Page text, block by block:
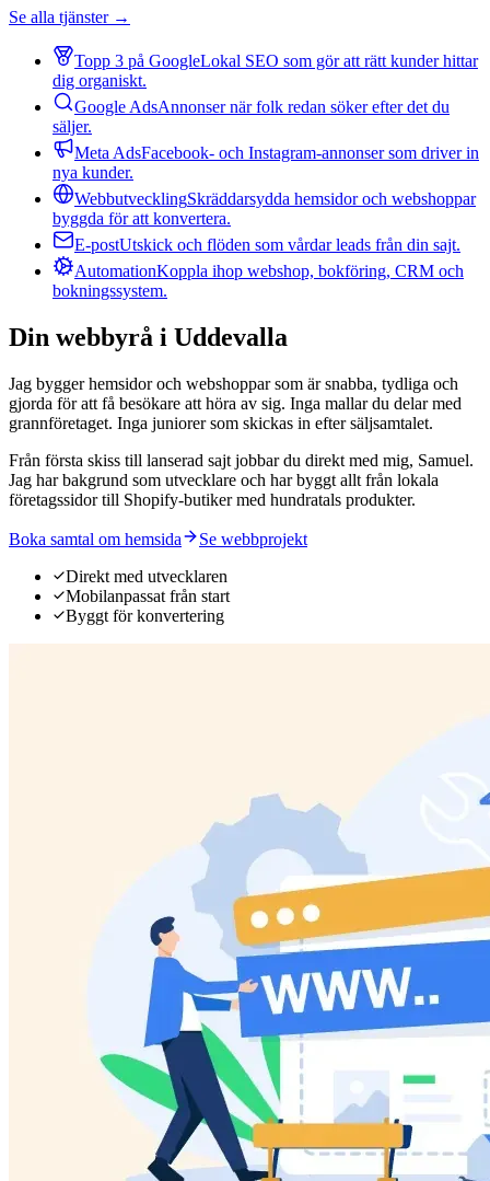
Se alla tjänster →
Topp 3 på GoogleLokal SEO som gör att rätt kunder hittar
dig organiskt.
Google AdsAnnonser när folk redan söker efter det du
säljer.
Meta AdsFacebook- och Instagram-annonser som driver in
nya kunder.
WebbutvecklingSkräddarsydda hemsidor och webshoppar
byggda för att konvertera.
E-postUtskick och flöden som vårdar leads från din sajt.
AutomationKoppla ihop webshop, bokföring, CRM och
bokningssystem.
Din webbyrå i Uddevalla
Jag bygger hemsidor och webshoppar som är snabba, tydliga och
gjorda för att få besökare att höra av sig. Inga mallar du delar med
grannföretaget. Inga juniorer som skickas in efter säljsamtalet.
Från första skiss till lanserad sajt jobbar du direkt med mig, Samuel.
Jag har bakgrund som utvecklare och har byggt allt från lokala
företagssidor till Shopify-butiker med hundratals produkter.
Boka samtal om hemsida
Se webbprojekt
Direkt med utvecklaren
Mobilanpassat från start
Byggt för konvertering